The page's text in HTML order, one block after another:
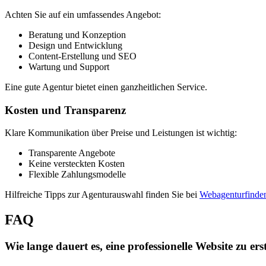
Achten Sie auf ein umfassendes Angebot:
Beratung und Konzeption
Design und Entwicklung
Content-Erstellung und SEO
Wartung und Support
Eine gute Agentur bietet einen ganzheitlichen Service.
Kosten und Transparenz
Klare Kommunikation über Preise und Leistungen ist wichtig:
Transparente Angebote
Keine versteckten Kosten
Flexible Zahlungsmodelle
Hilfreiche Tipps zur Agenturauswahl finden Sie bei
FAQ
Wie lange dauert es, eine professionelle Website zu